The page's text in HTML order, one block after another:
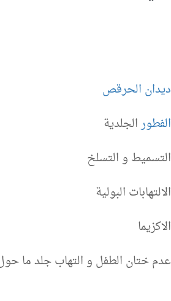
ديدان الحرقص
الفطورالجلدية
التسميط و التسلخ
الالتهابات البولية
الاكزيما
عدم ختان الطفل و التهاب جلد ما